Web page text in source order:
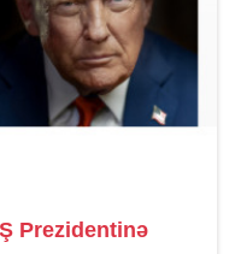
Prezidentinə